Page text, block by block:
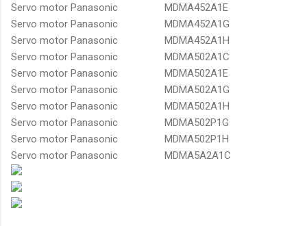
Servo motor Panasonic
MDMA452A1E
Servo motor Panasonic
MDMA452A1G
Servo motor Panasonic
MDMA452A1H
Servo motor Panasonic
MDMA502A1C
Servo motor Panasonic
MDMA502A1E
Servo motor Panasonic
MDMA502A1G
Servo motor Panasonic
MDMA502A1H
Servo motor Panasonic
MDMA502P1G
Servo motor Panasonic
MDMA502P1H
Servo motor Panasonic
MDMA5A2A1C